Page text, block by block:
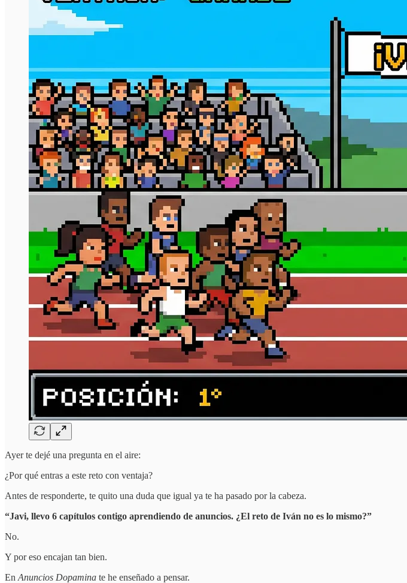
Ayer te dejé una pregunta en el aire:
¿Por qué entras a este reto con ventaja?
Antes de responderte, te quito una duda que igual ya te ha pasado por la cabeza.
“Javi, llevo 6 capítulos contigo aprendiendo de anuncios. ¿El reto de Iván no es lo mismo?”
No.
Y por eso encajan tan bien.
En Anuncios Dopamina te he enseñado a pensar.